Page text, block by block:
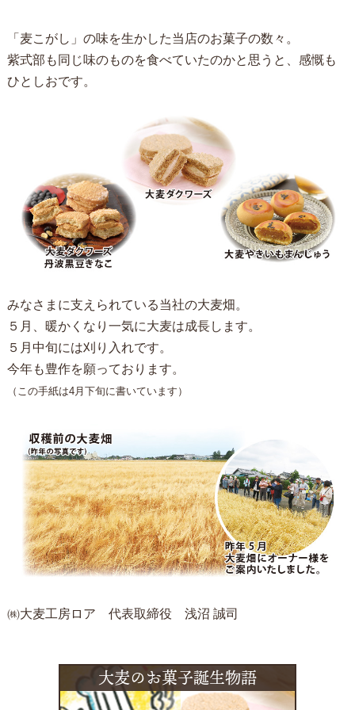
「麦こがし」の味を生かした当店のお菓子の数々。
紫式部も同じ味のものを食べていたのかと思うと、感慨も
ひとしおです。
みなさまに支えられている当社の大麦畑。
５月、暖かくなり一気に大麦は成長します。
５月中旬には刈り入れです。
今年も豊作を願っております。
（この手紙は4月下旬に書いています）
㈱大麦工房ロア 代表取締役 浅沼 誠司
大麦のお菓子誕生物語